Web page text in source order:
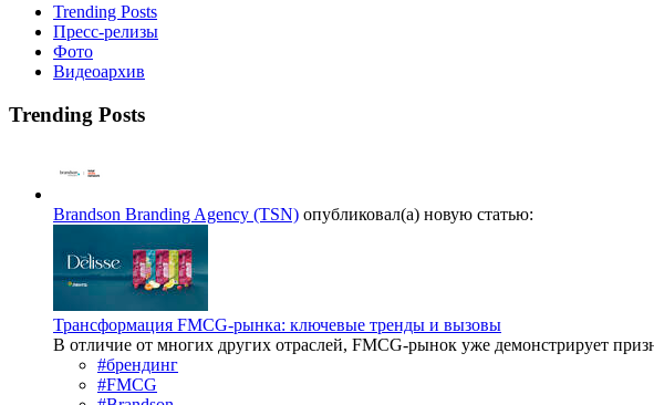
Trending Posts
Пресс-релизы
Фото
Видеоархив
Trending Posts
Brandson Branding Agency (TSN) опубликовал(а) новую статью:
Трансформация FMCG-рынка: ключевые тренды и вызовы
В отличие от многих других отраслей, FMCG-рынок уже демонстрирует
#брендинг
#FMCG